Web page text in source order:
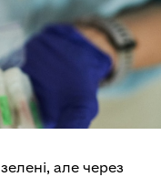
але через